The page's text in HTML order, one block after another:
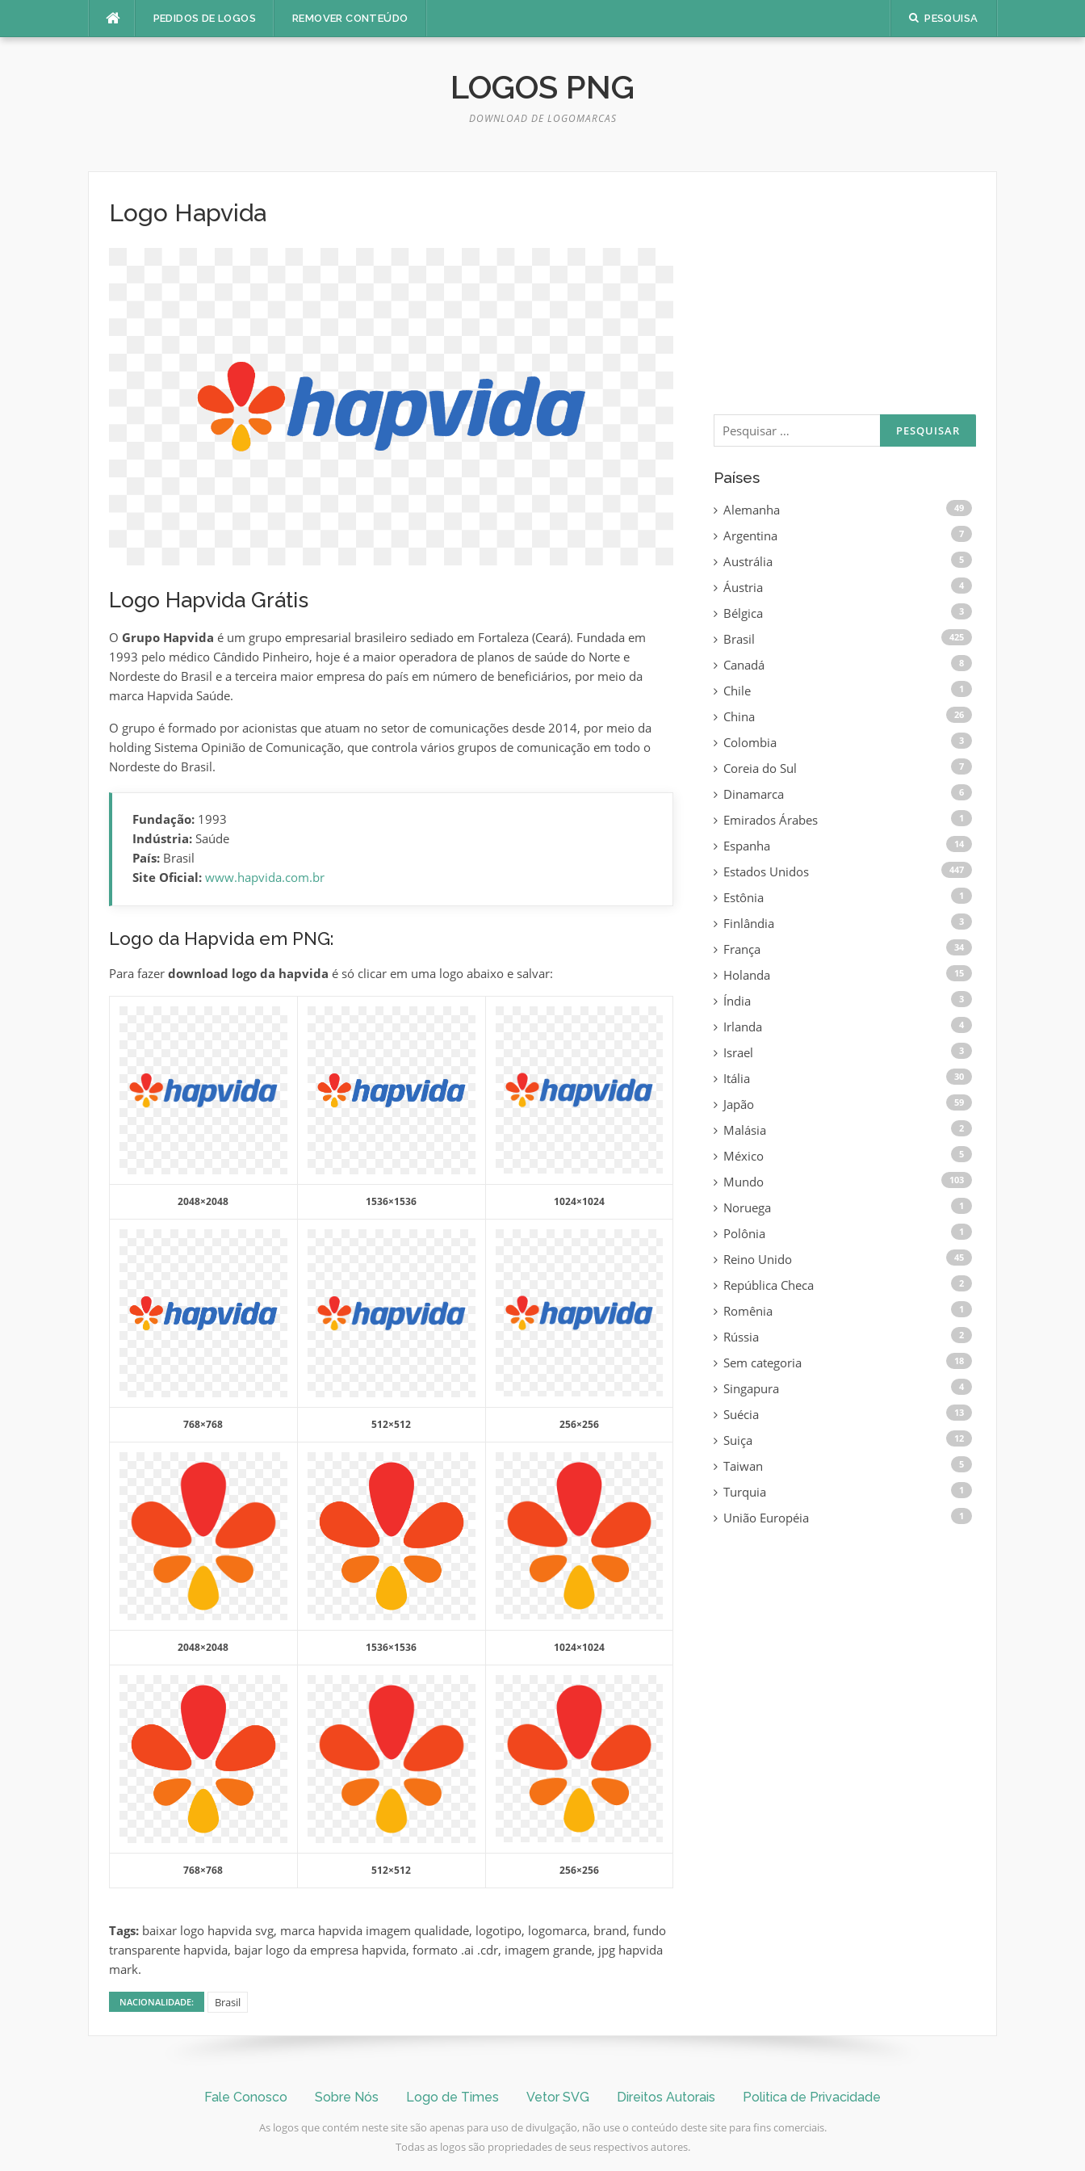
PEDIDOS DE LOGOS REMOVER CONTEÚDO PESQUISA
LOGOS PNG
DOWNLOAD DE LOGOMARCAS
Logo Hapvida
Logo Hapvida Grátis
O Grupo Hapvida é um grupo empresarial brasileiro sediado em Fortaleza (Ceará). Fundada em
1993 pelo médico Cândido Pinheiro, hoje é a maior operadora de planos de saúde do Norte e
Nordeste do Brasil e a terceira maior empresa do país em número de beneficiários, por meio da
marca Hapvida Saúde.
O grupo é formado por acionistas que atuam no setor de comunicações desde 2014, por meio da
holding Sistema Opinião de Comunicação, que controla vários grupos de comunicação em todo o
Nordeste do Brasil.
Fundação:1993
Indústria:Saúde
País:Brasil
Site Oficial: www.hapvida.com.br
Logo da Hapvida em PNG:
Para fazer download logo da hapvida é só clicar em uma logo abaixo e salvar:
2048×2048 1536×1536 1024×1024
768×768 512×512 256×256
2048×2048 1536×1536 1024×1024
768×768 512×512 256×256
Tags: baixar logo hapvida svg, marca hapvida imagem qualidade, logotipo, logomarca, brand, fundo
transparente hapvida, bajar logo da empresa hapvida, formato .ai .cdr, imagem grande, jpg hapvida
mark.
NACIONALIDADE: Brasil
Pesquisar
por:
Países
Alemanha 49
Argentina 7
Austrália 5
Áustria 4
Bélgica 3
Brasil 425
Canadá 8
Chile 1
China 26
Colombia 3
Coreia do Sul 7
Dinamarca 6
Emirados Árabes 1
Espanha 14
Estados Unidos 447
Estônia 1
Finlândia 3
França 34
Holanda 15
Índia 3
Irlanda 4
Israel 3
Itália 30
Japão 59
Malásia 2
México 5
Mundo 103
Noruega 1
Polônia 1
Reino Unido 45
República Checa 2
Romênia 1
Rússia 2
Sem categoria 18
Singapura 4
Suécia 13
Suiça 12
Taiwan 5
Turquia 1
União Européia 1
Fale Conosco Sobre Nós Logo de Times Vetor SVG Direitos Autorais Politica de Privacidade
As logos que contém neste site são apenas para uso de divulgação, não use o conteúdo deste site para fins comerciais.
Todas as logos são propriedades de seus respectivos autores.